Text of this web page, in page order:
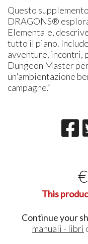
Questo
DRAGONS®
Elementale,
tutto il piano.
avventure, incontri,
Dungeon Master
un'ambientazione
campagne.”
€
This
Continue your
manuali - libri